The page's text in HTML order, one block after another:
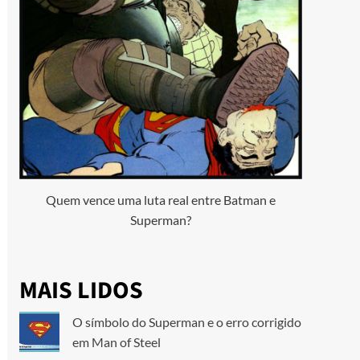
Quem vence uma luta real entre Batman e
Superman?
MAIS LIDOS
O símbolo do Superman e o erro corrigido
em Man of Steel